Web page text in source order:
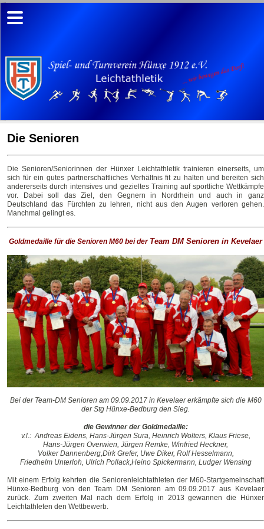
Die Senioren
Die Senioren/Seniorinnen der Hünxer Leichtathletik trainieren einerseits, um
sich für ein gutes partnerschaftliches Verhältnis fit zu halten und bereiten sich
andererseits durch intensives und gezieltes Training auf sportliche Wettkämpfe
vor. Dabei soll das Ziel, den Gegnern in Nordrhein und auch in ganz
Deutschland das Fürchten zu lehren, nicht aus den Augen verloren gehen.
Manchmal gelingt es.
Goldmedaille für die Senioren M60 bei der Team DM Senioren in Kevelaer
Bei der Team-DM Senioren am 09.09.2017 in Kevelaer erkämpfte sich die M60
der Stg Hünxe-Bedburg den Sieg.
die Gewinner der Goldmedaille:
v.l.: Andreas Eidens, Hans-Jürgen Sura, Heinrich Wolters, Klaus Friese,
Hans-Jürgen Overwien, Jürgen Remke, Winfried Heckner,
Volker Dannenberg,Dirk Grefer, Uwe Diker, Rolf Hesselmann,
Friedhelm Unterloh, Ulrich Pollack,Heino Spickermann, Ludger Wensing
Mit einem Erfolg kehrten die Seniorenleichtathleten der M60-Startgemeinschaft
Hünxe-Bedburg von den Team DM Senioren am 09.09.2017 aus Kevelaer
zurück. Zum zweiten Mal nach dem Erfolg in 2013 gewannen die Hünxer
Leichtathleten den Wettbewerb.